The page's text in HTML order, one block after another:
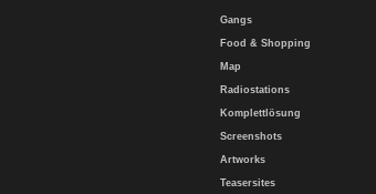
Gangs
Food & Shopping
Map
Radiostations
Komplettlösung
Screenshots
Artworks
Teasersites